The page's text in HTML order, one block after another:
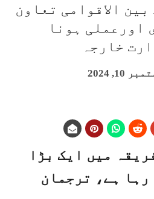
الاقوامی تعاون
اورعملی ہونا
خارجہ
10, 2024
میں ایک بڑا
رہا ہے، ترجمان